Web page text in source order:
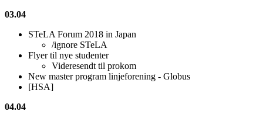
03.04
STeLA Forum 2018 in Japan
/ignore STeLA
Flyer til nye studenter
Videresendt til prokom
New master program linjeforening - Globus
[HSA]
04.04